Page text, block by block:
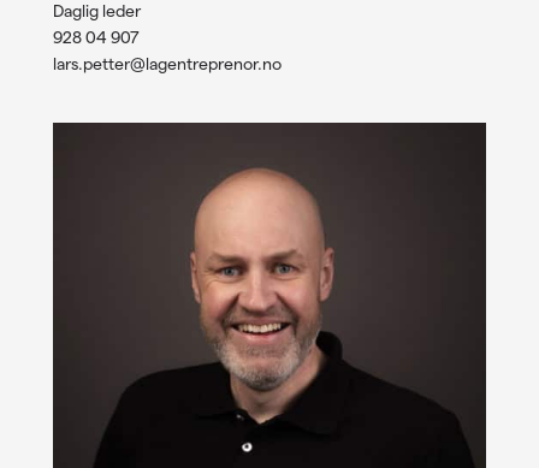
Daglig leder
928 04 907
lars.petter@lagentreprenor.no